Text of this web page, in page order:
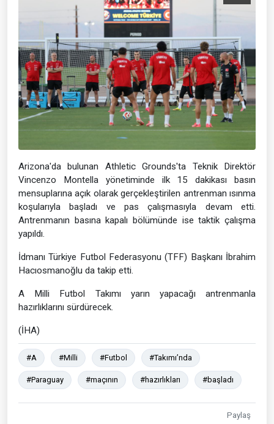
Arizona'da bulunan Athletic Grounds'ta Teknik Direktör
Vincenzo Montella yönetiminde ilk 15 dakikası basın
mensuplarına açık olarak gerçekleştirilen antrenman ısınma
koşularıyla başladı ve pas çalışmasıyla devam etti.
Antrenmanın basına kapalı bölümünde ise taktik çalışma
yapıldı.
İdmanı Türkiye Futbol Federasyonu (TFF) Başkanı İbrahim
Hacıosmanoğlu da takip etti.
A Milli Futbol Takımı yarın yapacağı antrenmanla
hazırlıklarını sürdürecek.
(İHA)
#A #Milli #Futbol #Takımı’nda
#Paraguay #maçının #hazırlıkları #başladı
Paylaş